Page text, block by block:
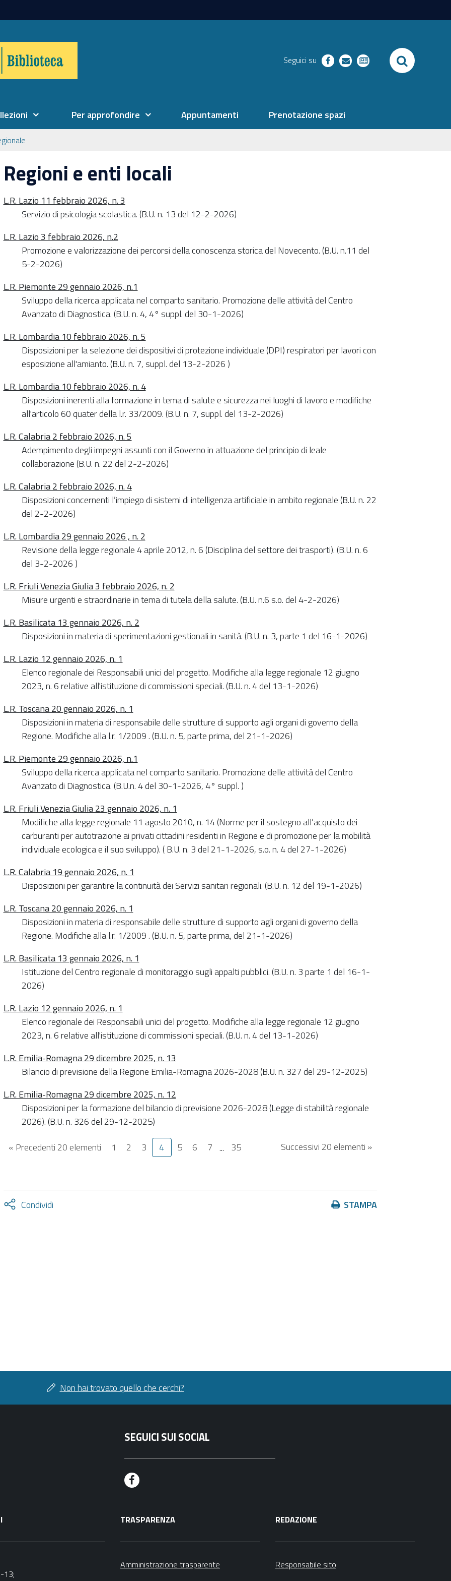
Seguici su facebookrichiestenewsletter SEARCH
Per approfondire Appuntamenti Prenotazione spazi
Regioni e enti locali
L.R. Lazio 11 febbraio 2026, n. 3
Servizio di psicologia scolastica. (B.U. n. 13 del 12-2-2026)
L.R. Lazio 3 febbraio 2026, n.2
Promozione e valorizzazione dei percorsi della conoscenza storica del Novecento. (B.U. n.11 del
5-2-2026)
L.R. Piemonte 29 gennaio 2026, n.1
Sviluppo della ricerca applicata nel comparto sanitario. Promozione delle attività del Centro
Avanzato di Diagnostica. (B.U. n. 4, 4° suppl. del 30-1-2026)
L.R. Lombardia 10 febbraio 2026, n. 5
Disposizioni per la selezione dei dispositivi di protezione individuale (DPI) respiratori per lavori con
esposizione all'amianto. (B.U. n. 7, suppl. del 13-2-2026 )
L.R. Lombardia 10 febbraio 2026, n. 4
Disposizioni inerenti alla formazione in tema di salute e sicurezza nei luoghi di lavoro e modifiche
all'articolo 60 quater della l.r. 33/2009. (B.U. n. 7, suppl. del 13-2-2026)
L.R. Calabria 2 febbraio 2026, n. 5
Adempimento degli impegni assunti con il Governo in attuazione del principio di leale
collaborazione (B.U. n. 22 del 2-2-2026)
L.R. Calabria 2 febbraio 2026, n. 4
Disposizioni concernenti l’impiego di sistemi di intelligenza artificiale in ambito regionale (B.U. n. 22
del 2-2-2026)
L.R. Lombardia 29 gennaio 2026 , n. 2
Revisione della legge regionale 4 aprile 2012, n. 6 (Disciplina del settore dei trasporti). (B.U. n. 6
del 3-2-2026 )
L.R. Friuli Venezia Giulia 3 febbraio 2026, n. 2
Misure urgenti e straordinarie in tema di tutela della salute. (B.U. n.6 s.o. del 4-2-2026)
L.R. Basilicata 13 gennaio 2026, n. 2
Disposizioni in materia di sperimentazioni gestionali in sanità. (B.U. n. 3, parte 1 del 16-1-2026)
L.R. Lazio 12 gennaio 2026, n. 1
Elenco regionale dei Responsabili unici del progetto. Modifiche alla legge regionale 12 giugno
2023, n. 6 relative all'istituzione di commissioni speciali. (B.U. n. 4 del 13-1-2026)
L.R. Toscana 20 gennaio 2026, n. 1
Disposizioni in materia di responsabile delle strutture di supporto agli organi di governo della
Regione. Modifiche alla l.r. 1/2009 . (B.U. n. 5, parte prima, del 21-1-2026)
L.R. Piemonte 29 gennaio 2026, n.1
Sviluppo della ricerca applicata nel comparto sanitario. Promozione delle attività del Centro
Avanzato di Diagnostica. (B.U.n. 4 del 30-1-2026, 4° suppl. )
L.R. Friuli Venezia Giulia 23 gennaio 2026, n. 1
Modifiche alla legge regionale 11 agosto 2010, n. 14 (Norme per il sostegno all’acquisto dei
carburanti per autotrazione ai privati cittadini residenti in Regione e di promozione per la mobilità
individuale ecologica e il suo sviluppo). ( B.U. n. 3 del 21-1-2026, s.o. n. 4 del 27-1-2026)
L.R. Calabria 19 gennaio 2026, n. 1
Disposizioni per garantire la continuità dei Servizi sanitari regionali. (B.U. n. 12 del 19-1-2026)
L.R. Toscana 20 gennaio 2026, n. 1
Disposizioni in materia di responsabile delle strutture di supporto agli organi di governo della
Regione. Modifiche alla l.r. 1/2009 . (B.U. n. 5, parte prima, del 21-1-2026)
L.R. Basilicata 13 gennaio 2026, n. 1
Istituzione del Centro regionale di monitoraggio sugli appalti pubblici. (B.U. n. 3 parte 1 del 16-1-
2026)
L.R. Lazio 12 gennaio 2026, n. 1
Elenco regionale dei Responsabili unici del progetto. Modifiche alla legge regionale 12 giugno
2023, n. 6 relative all'istituzione di commissioni speciali. (B.U. n. 4 del 13-1-2026)
L.R. Emilia-Romagna 29 dicembre 2025, n. 13
Bilancio di previsione della Regione Emilia-Romagna 2026-2028 (B.U. n. 327 del 29-12-2025)
L.R. Emilia-Romagna 29 dicembre 2025, n. 12
Disposizioni per la formazione del bilancio di previsione 2026-2028 (Legge di stabilità regionale
2026). (B.U. n. 326 del 29-12-2025)
« Precedenti 20 elementi
Successivi 20 elementi »
1 2 3 4 5 6 7 ... 35
Azioni STAMPA
Condividi
Attiva
Non hai trovato quello che cerchi?
SEGUICI SUI SOCIAL
F
c
e
13;
TRASPARENZA
Amministrazione trasparente
REDAZIONE
Responsabile sito